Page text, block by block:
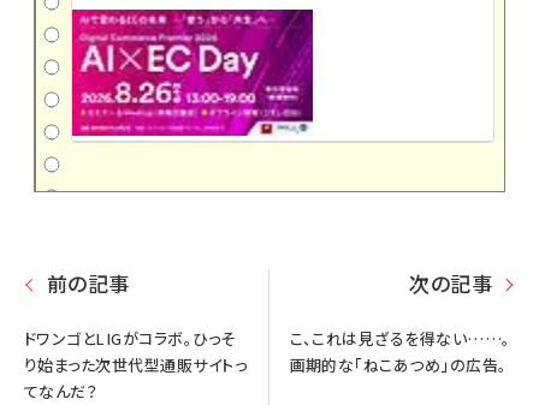
前の記事
ドワンゴとLIGがコラボ。ひっそ
り始まった次世代型通販サイトっ
てなんだ？
次の記事
こ、これは見ざるを得ない……。
画期的な「ねこあつめ」の広告。